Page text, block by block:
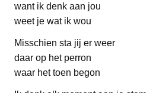
want ik denk aan jou
weet je wat ik wou
Misschien sta jij er weer
daar op het perron
waar het toen begon